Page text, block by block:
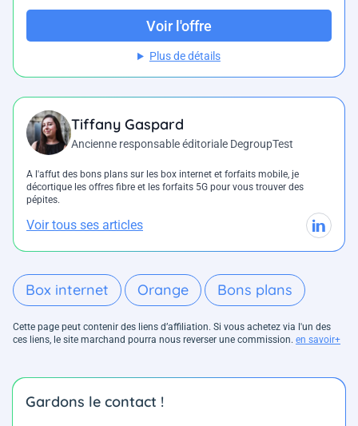
Voir l'offre
Plus de détails
Tiffany Gaspard
Ancienne responsable éditoriale DegroupTest
A l'affut des bons plans sur les box internet et forfaits mobile, je
décortique les offres fibre et les forfaits 5G pour vous trouver des
pépites.
Voir tous ses articles
Box internet Orange Bons plans
Cette page peut contenir des liens d’affiliation. Si vous achetez via l'un des
ces liens, le site marchand pourra nous reverser une commission. en savoir+
Gardons le contact !